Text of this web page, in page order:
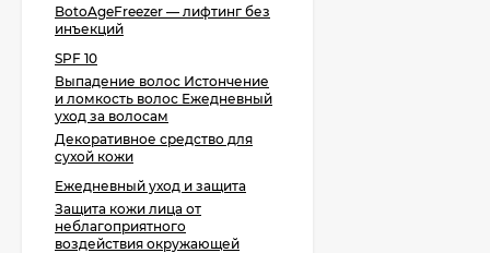
BotoAgeFreezer — лифтинг без
инъекций
SPF 10
Выпадение волос Истончение
и ломкость волос Ежедневный
уход за волосам
Декоративное средство для
сухой кожи
Ежедневный уход и защита
Защита кожи лица от
неблагоприятного
воздействия окружающей